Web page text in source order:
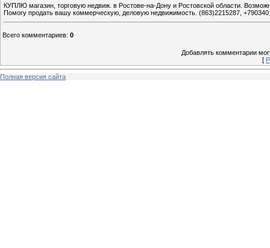
КУПЛЮ магазин, торговую недвиж. в Ростове-на-Дону и Ростовской области.
Помогу продать вашу коммерческую, деловую недвижимость. (863)2215287,
Всего комментариев: 0
Добавлять комментарии
[
Полная версия сайта